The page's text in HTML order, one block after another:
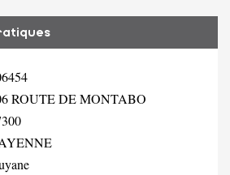
ROUTE DE MONTABO